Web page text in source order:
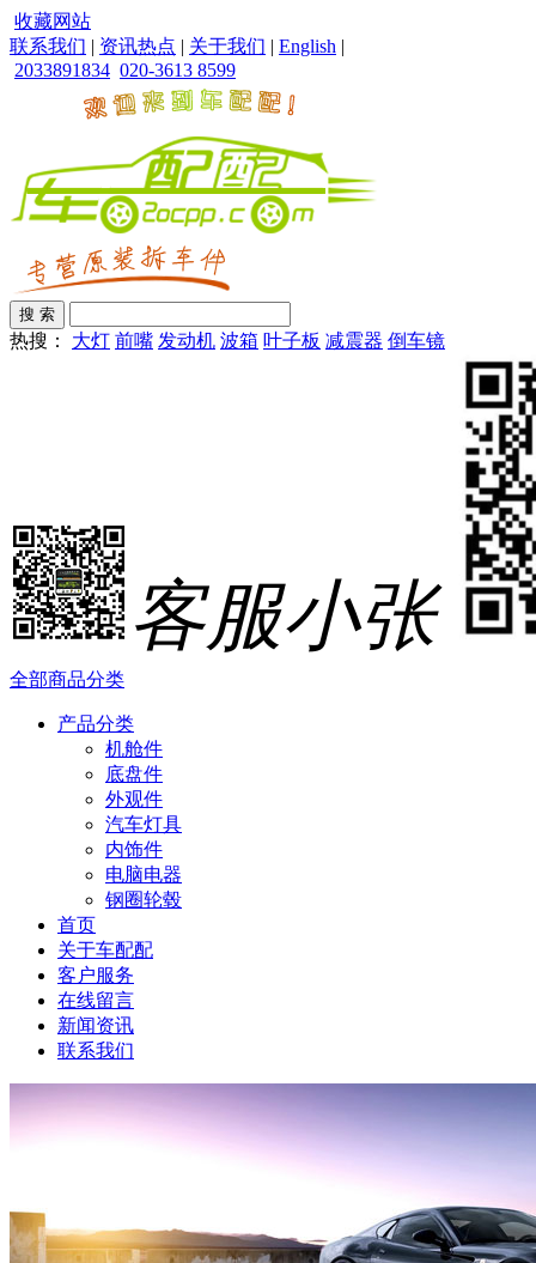
收藏网站
联系我们 | 资讯热点 | 关于我们 | English |
2033891834 020-3613 8599
热搜： 大灯 前嘴 发动机 波箱 叶子板 减震器 倒车镜
客服小张
全部商品分类
产品分类
机舱件
底盘件
外观件
汽车灯具
内饰件
电脑电器
钢圈轮毂
首页
关于车配配
客户服务
在线留言
新闻资讯
联系我们